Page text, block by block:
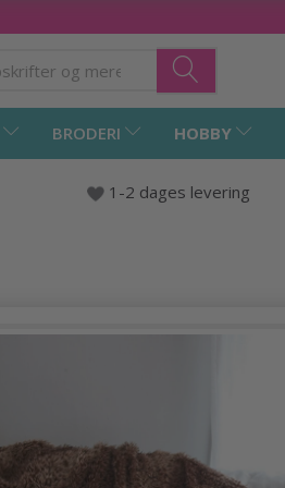
BRODERI HOBBY
1-2 dages levering